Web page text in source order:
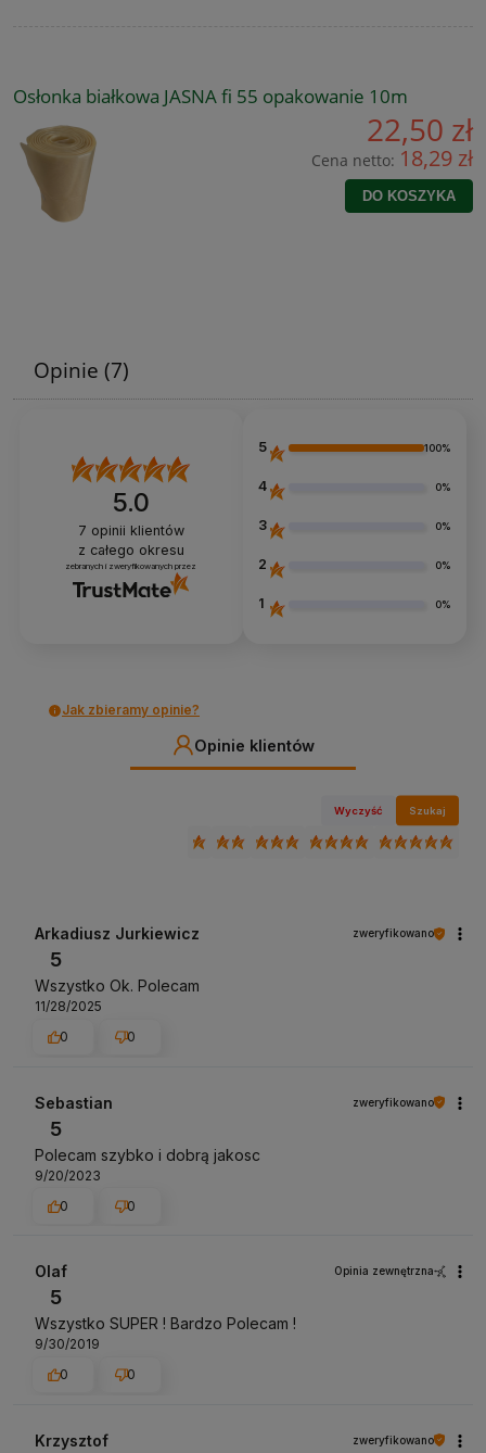
Osłonka białkowa JASNA fi 55 opakowanie 10m
22,50 zł
Cena netto: 18,29 zł
DO KOSZYKA
Opinie (7)
5.0
7 opinii klientów
z całego okresu
zebranych i zweryfikowanych przez
5 100%
4 0%
3 0%
2 0%
1 0%
Jak zbieramy opinie?
Opinie klientów
Wyczyść Szukaj
Arkadiusz Jurkiewicz zweryfikowano
5
Wszystko Ok. Polecam
11/28/2025
0
0
Sebastian zweryfikowano
5
Polecam szybko i dobrą jakosc
9/20/2023
0
0
Olaf Opinia zewnętrzna
5
Wszystko SUPER ! Bardzo Polecam !
9/30/2019
0
0
Krzysztof zweryfikowano